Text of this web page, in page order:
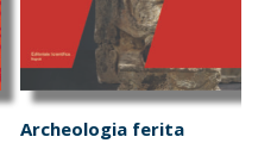
Archeologia ferita